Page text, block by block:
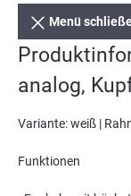
Menü
analog,
Variante: weiß |
Funktionen